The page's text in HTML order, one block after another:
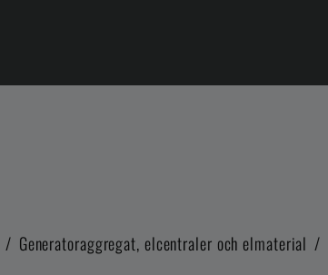
/ Generatoraggregat, elcentraler och elmaterial /